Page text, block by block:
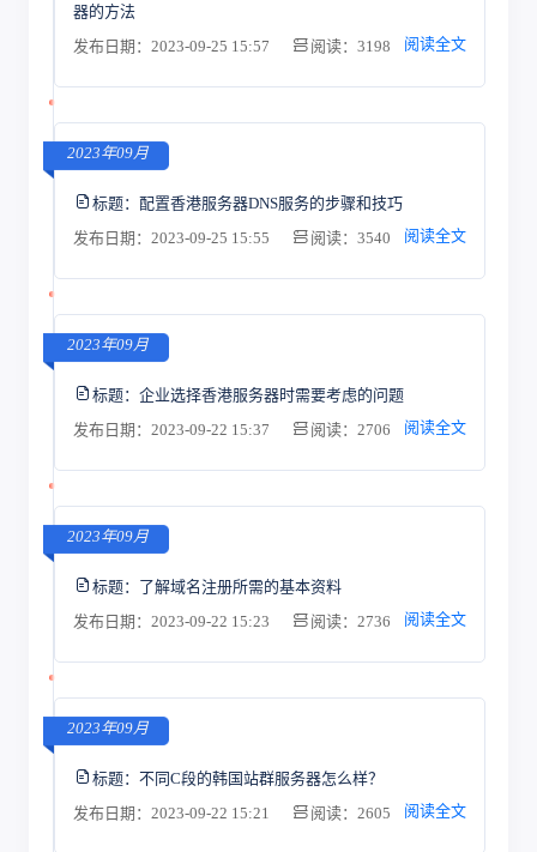
器的方法
发布日期：2023-09-25 15:57
阅读：3198 阅读全文
2023年09月
标题： 配置香港服务器DNS服务的步骤和技巧
发布日期：2023-09-25 15:55
阅读：3540 阅读全文
2023年09月
标题： 企业选择香港服务器时需要考虑的问题
发布日期：2023-09-22 15:37
阅读：2706 阅读全文
2023年09月
标题： 了解域名注册所需的基本资料
发布日期：2023-09-22 15:23
阅读：2736 阅读全文
2023年09月
标题： 不同C段的韩国站群服务器怎么样？
发布日期：2023-09-22 15:21
阅读：2605 阅读全文